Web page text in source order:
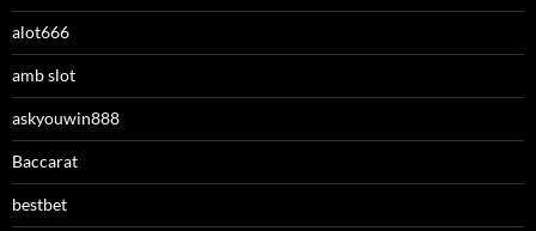
alot666
amb slot
askyouwin888
Baccarat
bestbet